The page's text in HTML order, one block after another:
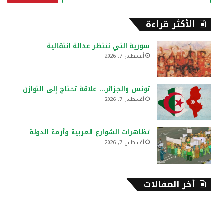
ن
الأكثر قراءة
سورية التي تنتظر عدالة انتقالية
أغسطس 7, 2026
تونس والجزائر… علاقة تحتاج إلى التوازن
أغسطس 7, 2026
تظاهرات الشوارع العربية وأزمة الدولة
أغسطس 7, 2026
أخر المقالات